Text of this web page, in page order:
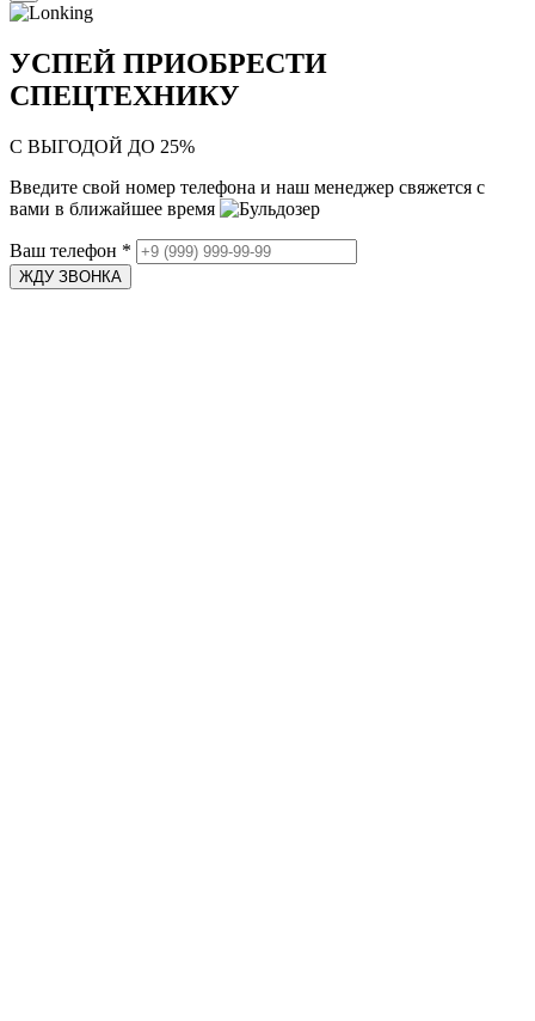
УСПЕЙ ПРИОБРЕСТИ
СПЕЦТЕХНИКУ
С ВЫГОДОЙ ДО 25%
Введите свой номер телефона и наш менеджер свяжется с
вами в ближайшее время
Ваш телефон *